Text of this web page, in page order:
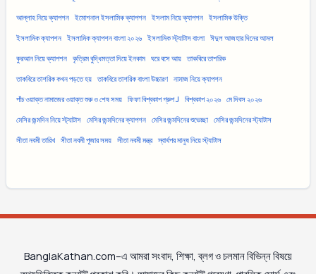
আল্লাহ নিয়ে ক্যাপশন ইমোশনাল ইসলামিক ক্যাপশন ইসলাম নিয়ে ক্যাপশন ইসলামিক উক্তি
ইসলামিক ক্যাপশন ইসলামিক ক্যাপশন বাংলা ২০২৬ ইসলামিক স্ট্যাটাস বাংলা ঈদুল আজহার দিনের আমল
কুরআন নিয়ে ক্যাপশন কৃত্রিম বুদ্ধিমত্তা দিয়ে ইনকাম ঘরে বসে আয় তাকবিরে তাশরিক
তাকবিরে তাশরিক কখন পড়তে হয় তাকবিরে তাশরিক বাংলা উচ্চারণ নামাজ নিয়ে ক্যাপশন
পাঁচ ওয়াক্ত নামাজের ওয়াক্ত শুরু ও শেষ সময় ফিফা বিশ্বকাপ গ্রুপ J বিশ্বকাপ ২০২৬ মে দিবস ২০২৬
মেসির জন্মদিন নিয়ে স্ট্যাটাস মেসির জন্মদিনের ক্যাপশন মেসির জন্মদিনের শুভেচ্ছা মেসির জন্মদিনের স্ট্যাটাস
সীতা নবমী তারিখ সীতা নবমী পূজার সময় সীতা নবমী মন্ত্র স্বার্থপর মানুষ নিয়ে স্ট্যাটাস
BanglaKathan.com–এ আমরা সংবাদ, শিক্ষা, ব্লগ ও চলমান বিভিন্ন বিষয়ে